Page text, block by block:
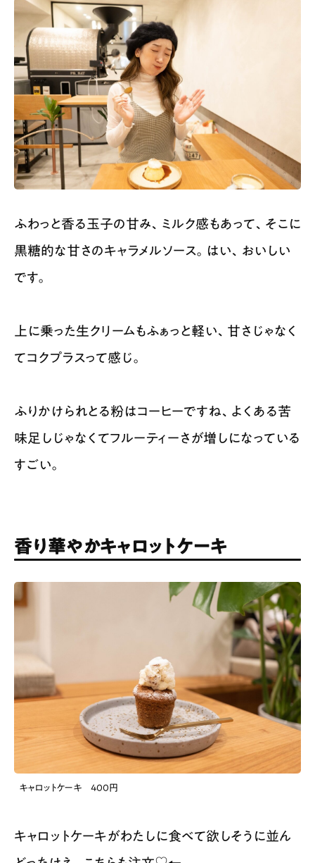
ふわっと香る玉子の甘み、ミルク感もあって、そこに
黒糖的な甘さのキャラメルソース。はい、おいしい
です。
上に乗った生クリームもふぁっと軽い、甘さじゃなく
てコクプラスって感じ。
ふりかけられとる粉はコーヒーですね、よくある苦
味足しじゃなくてフルーティーさが増しになっている
すごい。
香り華やかキャロットケーキ
キャロットケーキ 400円
キャロットケーキがわたしに食べて欲しそうに並ん